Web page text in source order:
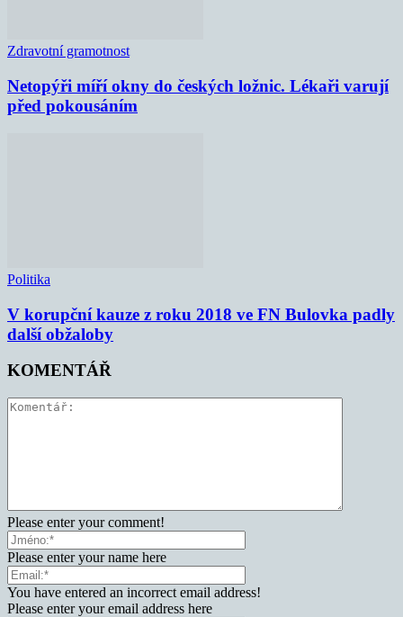
Zdravotní gramotnost
Netopýři míří okny do českých ložnic. Lékaři varují
před pokousáním
Politika
V korupční kauze z roku 2018 ve FN Bulovka padly
další obžaloby
KOMENTÁŘ
Please enter your comment!
Please enter your name here
You have entered an incorrect email address!
Please enter your email address here